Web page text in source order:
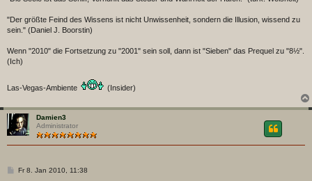
"Der größte Feind des Wissens ist nicht Unwissenheit, sondern die Illusion, wissend zu
sein." (Daniel J. Boorstin)
Wenn "2010" die Fortsetzung zu "2001" sein soll, dann ist "Sieben" das Prequel zu "8½".
(Ich)
Las-Vegas-Ambiente (Insider)
Damien3
Administrator
BFr 8. Jan 2010, 11:38